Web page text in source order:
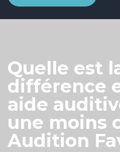
Quelle est
différence
aide
une moins
Audition